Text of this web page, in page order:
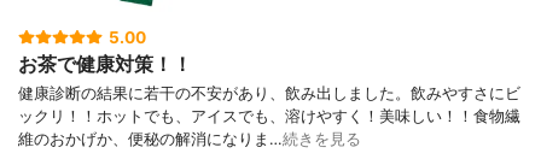
5.00
お茶で健康対策！！
健康診断の結果に若干の不安があり、飲み出しました。飲みやすさにビ
ックリ！！ホットでも、アイスでも、溶けやすく！美味しい！！食物繊
維のおかげか、便秘の解消になりま…続きを見る